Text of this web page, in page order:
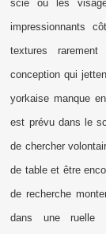
scie où les
impressionnants
textures
conception qui
yorkaise manque
est prévu dans le
de chercher
de table et être
de recherche
dans une ruelle